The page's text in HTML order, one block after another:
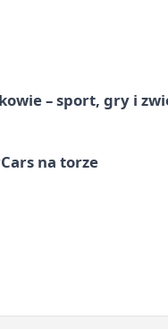
– sport, gry i
na torze